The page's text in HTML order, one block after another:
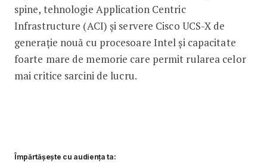
spine, tehnologie Application Centric
Infrastructure (ACI) și servere Cisco UCS-X de
generație nouă cu procesoare Intel și capacitate
foarte mare de memorie care permit rularea celor
mai critice sarcini de lucru.
Împărtășește cu audiența ta: